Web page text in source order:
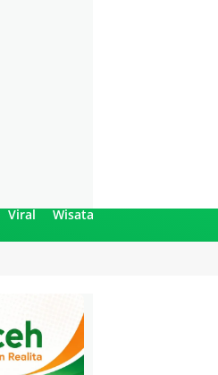
Viral Wisata